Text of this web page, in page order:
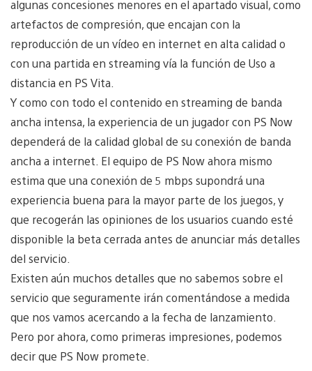
algunas concesiones menores en el apartado visual, como
artefactos de compresión, que encajan con la
reproducción de un vídeo en internet en alta calidad o
con una partida en streaming vía la función de Uso a
distancia en PS Vita.
Y como con todo el contenido en streaming de banda
ancha intensa, la experiencia de un jugador con PS Now
dependerá de la calidad global de su conexión de banda
ancha a internet. El equipo de PS Now ahora mismo
estima que una conexión de 5 mbps supondrá una
experiencia buena para la mayor parte de los juegos, y
que recogerán las opiniones de los usuarios cuando esté
disponible la beta cerrada antes de anunciar más detalles
del servicio.
Existen aún muchos detalles que no sabemos sobre el
servicio que seguramente irán comentándose a medida
que nos vamos acercando a la fecha de lanzamiento.
Pero por ahora, como primeras impresiones, podemos
decir que PS Now promete.